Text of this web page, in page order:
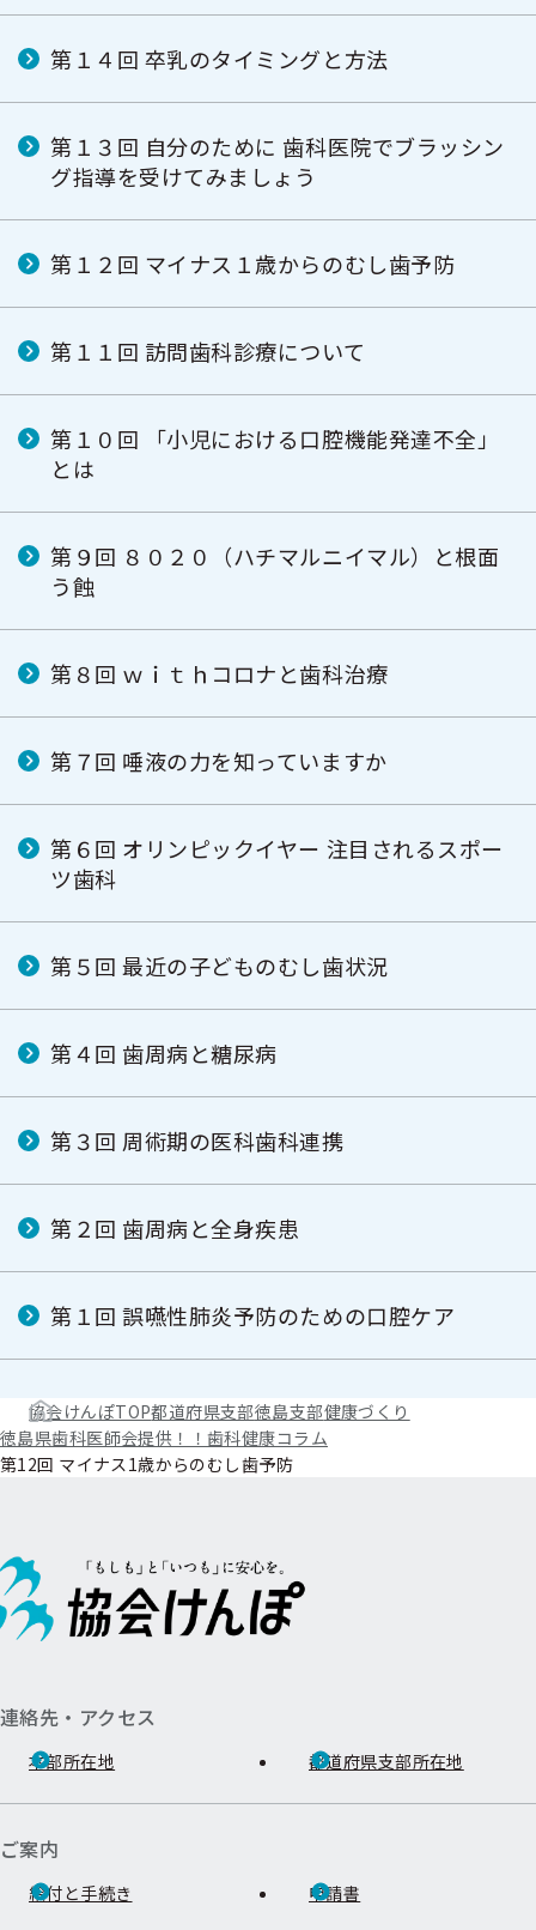
第１４回 卒乳のタイミングと方法
第１３回 自分のために 歯科医院でブラッシン
グ指導を受けてみましょう
第１２回 マイナス１歳からのむし歯予防
第１１回 訪問歯科診療について
第１０回 「小児における口腔機能発達不全」
とは
第９回 ８０２０（ハチマルニイマル）と根面
う蝕
第８回 ｗｉｔｈコロナと歯科治療
第７回 唾液の力を知っていますか
第６回 オリンピックイヤー 注目されるスポー
ツ歯科
第５回 最近の子どものむし歯状況
第４回 歯周病と糖尿病
第３回 周術期の医科歯科連携
第２回 歯周病と全身疾患
第１回 誤嚥性肺炎予防のための口腔ケア
協会けんぽTOP都道府県支部徳島支部健康づくり
徳島県歯科医師会提供！！歯科健康コラム
第12回 マイナス1歳からのむし歯予防
連絡先・アクセス
本部所在地 都道府県支部所在地
ご案内
給付と手続き 申請書